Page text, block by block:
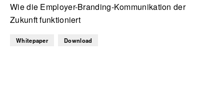
Wie die Employer-Branding-Kommunikation der
Zukunft funktioniert
Whitepaper Download